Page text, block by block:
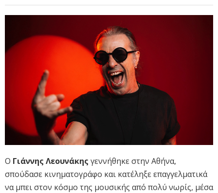
Ο Γιάννης Λεουνάκης γεννήθηκε στην Αθήνα,
σπούδασε κινηματογράφο και κατέληξε επαγγελματικά
να μπει στον κόσμο της μουσικής από πολύ νωρίς, μέσα